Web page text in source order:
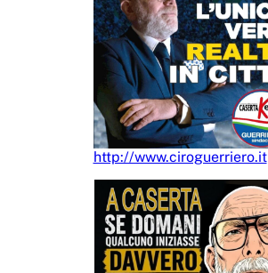
http://www.ciroguerriero.it